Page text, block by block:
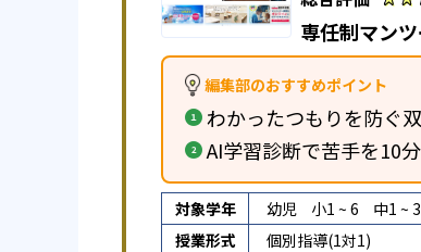
専任制マン
編集部のおすすめポイント
わかったつもりを防ぐ
AI学習診断で苦手を10
対象学年 幼児 小1 ~ 6 中1 ~ 3
授業形式
個別指導(1対1)